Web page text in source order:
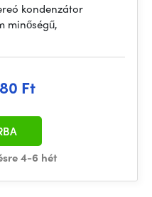
kondenzátor
minőségű,
Ft
4-6 hét